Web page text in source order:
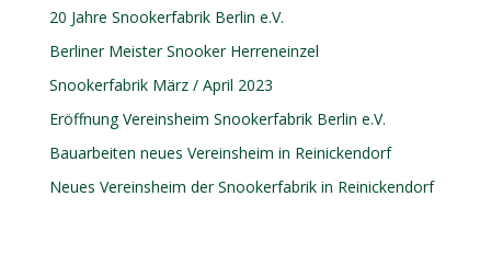
20 Jahre Snookerfabrik Berlin e.V.
Berliner Meister Snooker Herreneinzel
Snookerfabrik März / April 2023
Eröffnung Vereinsheim Snookerfabrik Berlin e.V.
Bauarbeiten neues Vereinsheim in Reinickendorf
Neues Vereinsheim der Snookerfabrik in Reinickendorf